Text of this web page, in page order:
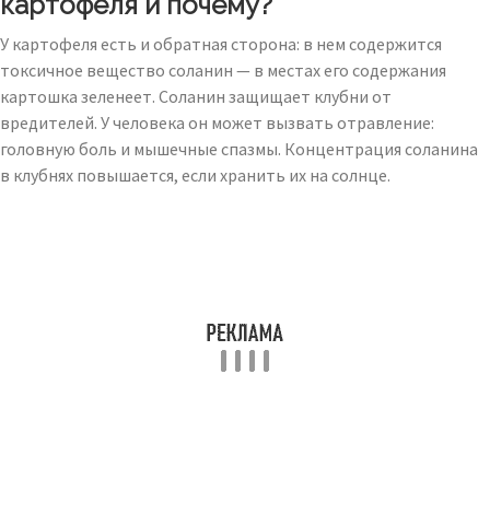
У картофеля есть и обратная сторона: в нем содержится
токсичное вещество соланин — в местах его содержания
картошка зеленеет. Соланин защищает клубни от
вредителей. У человека он может вызвать отравление:
головную боль и мышечные спазмы. Концентрация соланина
в клубнях повышается, если хранить их на солнце.